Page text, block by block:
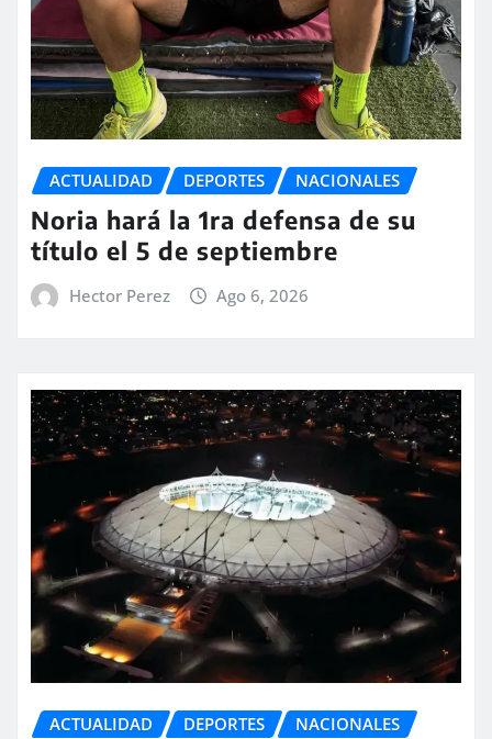
ACTUALIDAD DEPORTES NACIONALES
Noria hará la 1ra defensa de su
título el 5 de septiembre
Hector Perez Ago 6, 2026
ACTUALIDAD DEPORTES NACIONALES